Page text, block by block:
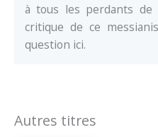
à tous les perdants de
critique de ce
question ici.
Autres titres